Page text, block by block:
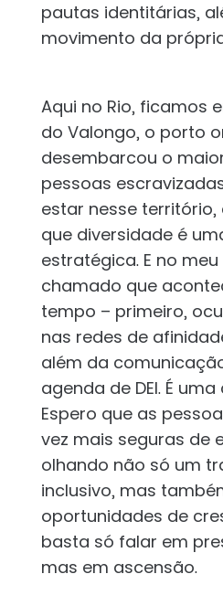
pautas identitárias,
movimento da própria
Aqui no Rio, ficamos
do Valongo, o porto
desembarcou o
pessoas
estar nesse território,
que diversidade é
estratégica. E no
chamado que
tempo – primeiro,
nas redes de
além da
agenda de DEI. É
Espero que as
vez mais seguras de
olhando não só um
inclusivo, mas
oportunidades de
basta só falar em
mas em ascensão.